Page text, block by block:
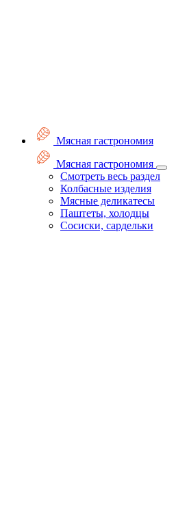
Мясная гастрономия
Мясная гастрономия
Смотреть весь раздел
Колбасные изделия
Мясные деликатесы
Паштеты, холодцы
Сосиски, сардельки